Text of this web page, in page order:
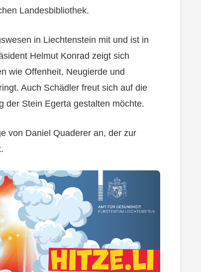
Landesbibliothek.
in Liechtenstein mit und ist in
Helmut Konrad zeigt sich
wie Offenheit, Neugierde und
Auch Schädler freut sich auf die
der Stein Egerta gestalten möchte.
von Daniel Quaderer an, der zur